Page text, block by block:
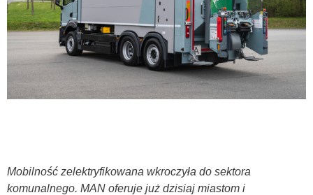
Mobilność zelektryfikowana wkroczyła do sektora
komunalnego. MAN oferuje już dzisiaj miastom i